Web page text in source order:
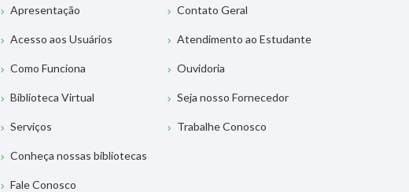
Apresentação
Acesso aos Usuários
Como Funciona
Biblioteca Virtual
Serviços
Conheça nossas bibliotecas
Fale Conosco
Contato Geral
Atendimento ao Estudante
Ouvidoria
Seja nosso Fornecedor
Trabalhe Conosco